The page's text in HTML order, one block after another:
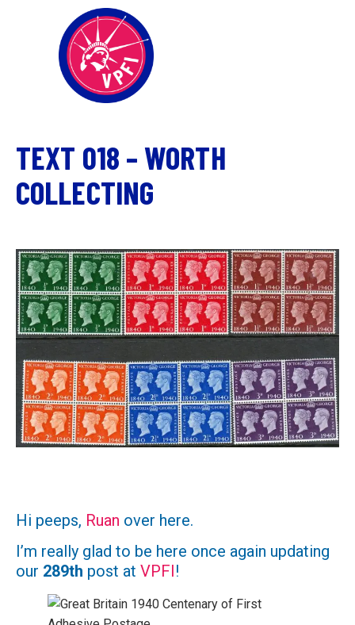
TEXT 018 – WORTH
COLLECTING
Hi peeps, Ruan over here.
I’m really glad to be here once again updating
our 289th post at VPFI!